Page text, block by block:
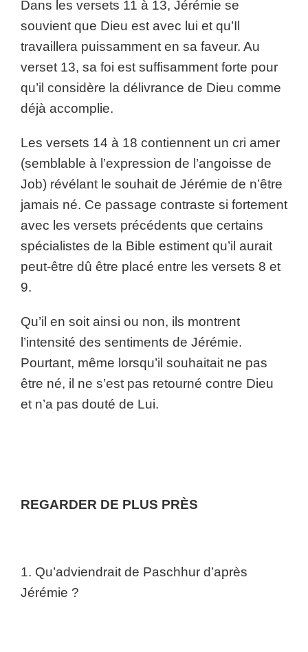
Dans les versets 11 à 13, Jérémie se
souvient que Dieu est avec lui et qu’Il
travaillera puissamment en sa faveur. Au
verset 13, sa foi est suffisamment forte pour
qu’il considère la délivrance de Dieu comme
déjà accomplie.
Les versets 14 à 18 contiennent un cri amer
(semblable à l’expression de l’angoisse de
Job) révélant le souhait de Jérémie de n’être
jamais né. Ce passage contraste si fortement
avec les versets précédents que certains
spécialistes de la Bible estiment qu’il aurait
peut-être dû être placé entre les versets 8 et
9.
Qu’il en soit ainsi ou non, ils montrent
l’intensité des sentiments de Jérémie.
Pourtant, même lorsqu’il souhaitait ne pas
être né, il ne s’est pas retourné contre Dieu
et n’a pas douté de Lui.
REGARDER DE PLUS PRÈS
1. Qu’adviendrait de Paschhur d’après
Jérémie ?